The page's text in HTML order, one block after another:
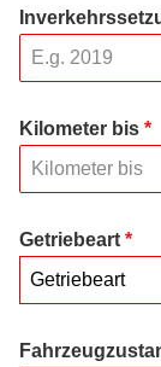
Kilometer bis *
Getriebeart *
Getriebeart